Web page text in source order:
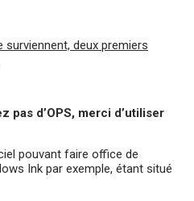
surviennent, deux premiers
pas d’OPS, merci d’utiliser
pouvant faire office de
Ink par exemple, étant situé